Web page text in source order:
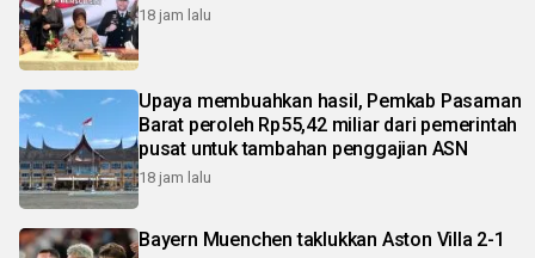
18 jam lalu
Upaya membuahkan hasil, Pemkab Pasaman
Barat peroleh Rp55,42 miliar dari pemerintah
pusat untuk tambahan penggajian ASN
18 jam lalu
Bayern Muenchen taklukkan Aston Villa 2-1